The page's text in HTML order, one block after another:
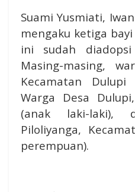
Suami Yusmiati,
mengaku ketiga
ini sudah
Masing-masing,
Kecamatan Dulupi
Warga Desa
(anak laki-laki),
Piloliyanga,
perempuan).